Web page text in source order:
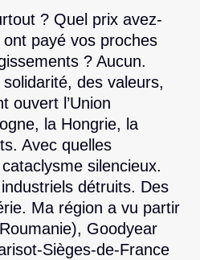
? Quel prix avez-
payé vos proches
? Aucun.
des valeurs,
ouvert l’Union
la Hongrie, la
Avec quelles
silencieux.
détruits. Des
Ma région a vu partir
Goodyear
Sièges-de-France